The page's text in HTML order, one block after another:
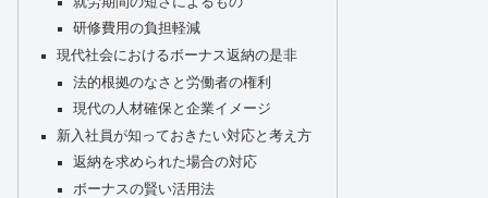
研修費用の負担軽減
現代社会におけるボーナス返納の是非
法的根拠のなさと労働者の権利
現代の人材確保と企業イメージ
新入社員が知っておきたい対応と考え方
返納を求められた場合の対応
ボーナスの賢い活用法